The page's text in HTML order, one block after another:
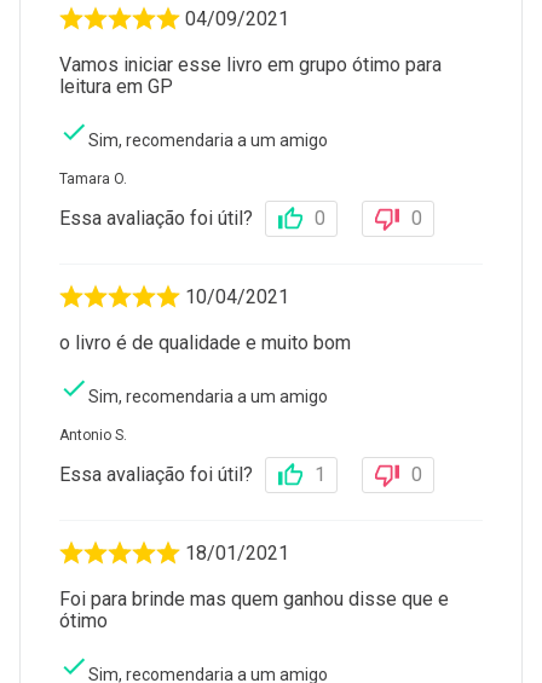
04/09/2021
Vamos iniciar esse livro em grupo ótimo para
leitura em GP
Sim, recomendaria a um amigo
Tamara O.
Essa avaliação foi útil? 0 0
10/04/2021
o livro é de qualidade e muito bom
Sim, recomendaria a um amigo
Antonio S.
Essa avaliação foi útil? 1 0
18/01/2021
Foi para brinde mas quem ganhou disse que e
ótimo
Sim, recomendaria a um amigo